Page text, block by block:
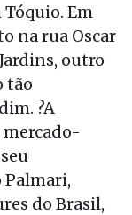
Em
na rua Oscar
outro
tão
?A
Palmari,
do Brasil,